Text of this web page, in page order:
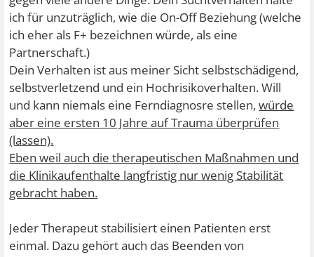
ich für unzuträglich, wie die On-Off Beziehung (welche
ich eher als F+ bezeichnen würde, als eine
Partnerschaft.)
Dein Verhalten ist aus meiner Sicht selbstschädigend,
selbstverletzend und ein Hochrisikoverhalten. Will
und kann niemals eine Ferndiagnosre stellen,würde
aber eine ersten 10 Jahre auf Trauma überprüfen
(lassen).
Eben weil auch die therapeutischen Maßnahmen und
die Klinikaufenthalte langfristig nur wenig Stabilität
gebracht haben.
Jeder Therapeut stabilisiert einen Patienten erst
einmal. Dazu gehört auch das Beenden von